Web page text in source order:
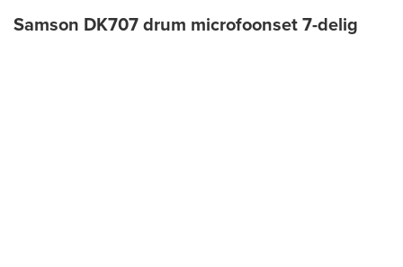
Samson DK707 drum microfoonset 7-delig